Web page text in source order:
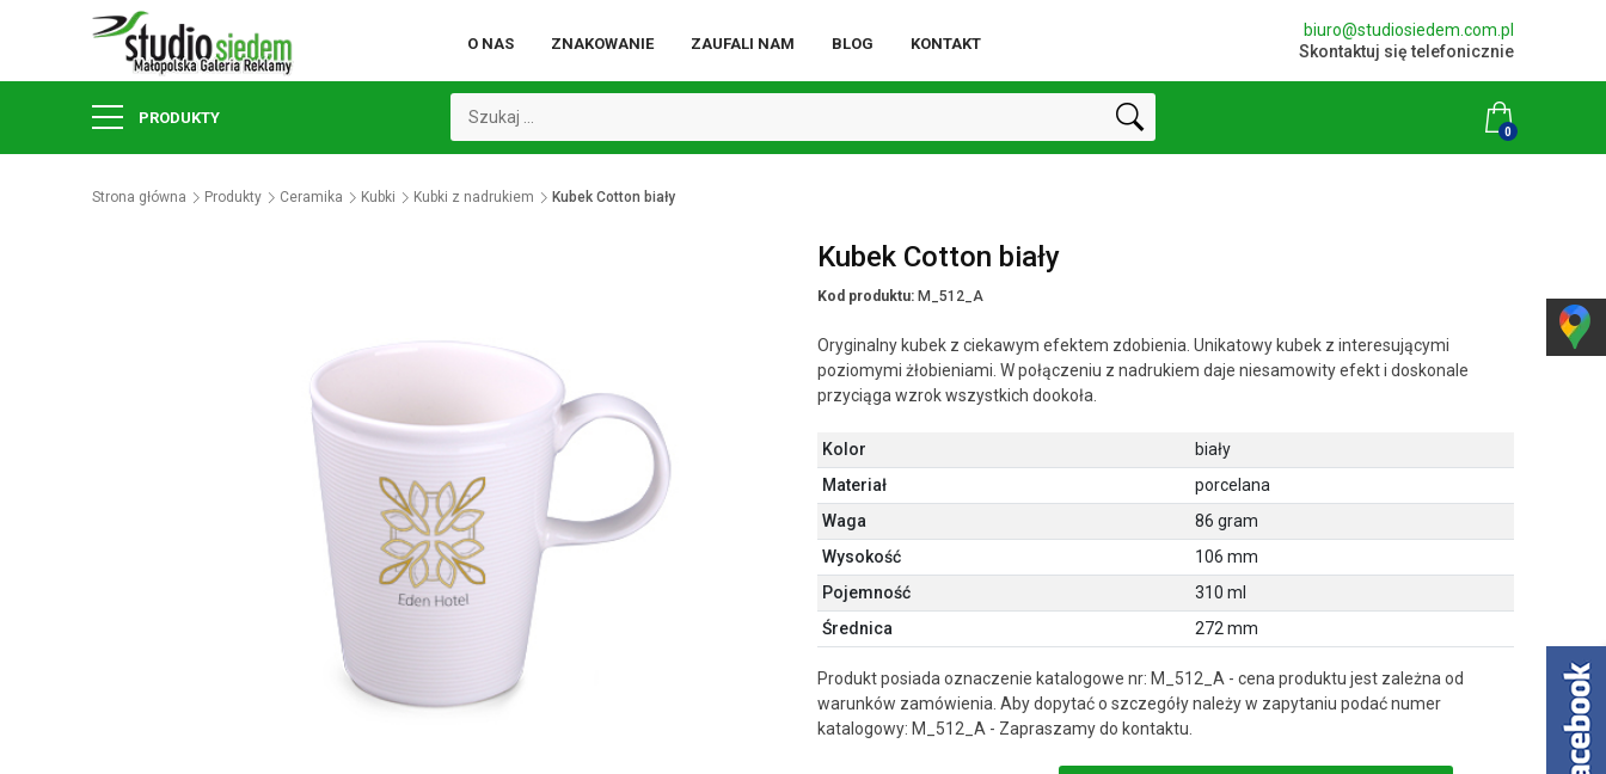
O NAS ZNAKOWANIE ZAUFALI NAM BLOG KONTAKT
biuro@studiosiedem.com.pl
Skontaktuj się telefonicznie
PRODUKTY
0
Strona główna Produkty Ceramika Kubki Kubki z nadrukiem Kubek Cotton biały
Kubek Cotton biały
Kod produktu: M_512_A
Oryginalny kubek z ciekawym efektem zdobienia. Unikatowy kubek z interesującymi
poziomymi żłobieniami. W połączeniu z nadrukiem daje niesamowity efekt i doskonale
przyciąga wzrok wszystkich dookoła.
Kolor
biały
Materiał
porcelana
Waga
86 gram
Wysokość
106 mm
Pojemność
310 ml
Średnica
272 mm
Produkt posiada oznaczenie katalogowe nr: M_512_A - cena produktu jest zależna od
warunków zamówienia. Aby dopytać o szczegóły należy w zapytaniu podać numer
katalogowy: M_512_A - Zapraszamy do kontaktu.